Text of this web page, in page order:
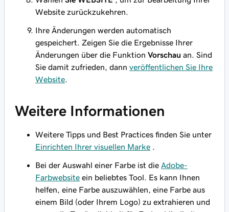
Website zurückzukehren.
Ihre Änderungen werden automatisch
gespeichert. Zeigen Sie die Ergebnisse Ihrer
Änderungen über die Funktion Vorschau an. Sind
Sie damit zufrieden, dann veröffentlichen Sie Ihre
Website.
Weitere Informationen
Weitere Tipps und Best Practices finden Sie unter
Einrichten Ihrer visuellen Marke .
Bei der Auswahl einer Farbe ist die Adobe-
Farbwebsite ein beliebtes Tool. Es kann Ihnen
helfen, eine Farbe auszuwählen, eine Farbe aus
einem Bild (oder Ihrem Logo) zu extrahieren und